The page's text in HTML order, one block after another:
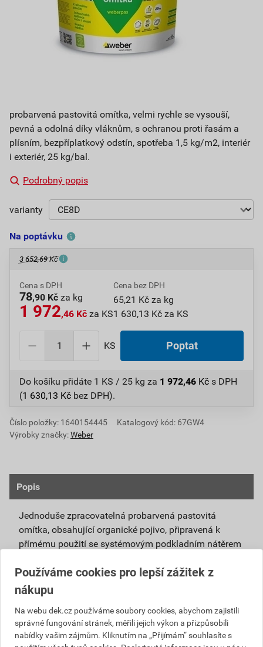
probarvená pastovitá omítka, velmi rychle se vysouší,
pevná a odolná díky vláknům, s ochranou proti řasám a
plísním, bezpříplatkový odstín, spotřeba 1,5 kg/m2, interiér
i exteriér, 25 kg/bal.
Podrobný popis
varianty
Na poptávku
3 652,69 Kč
Cena s DPH
78,90 Kč za kg
1 972,46 Kč za KS
Cena bez DPH
65,21 Kč za kg
1 630,13 Kč za KS
KS Poptat
Do košíku přidáte 1 KS / 25 kg za 1 972,46 Kč s DPH
(1 630,13 Kč bez DPH).
Číslo položky: 1640154445
Katalogový kód: 67GW4
Výrobky značky:Weber
Popis
Jednoduše zpracovatelná probarvená pastovitá
omítka, obsahující organické pojivo, připravená k
přímému použití se systémovým podkladním nátěrem
Vlivem ochlazování vnějšího souvrství
zateplovacích systémů v nočních hodinách,
dochází ke kondenzaci vody na povrchu, která
vytváří živnou půdu pro růst nevzhledných řas.
Povrch omítky weberpas aquaBalance dokáže
Používáme cookies pro lepší zážitek z
nákupu
Na webu dek.cz používáme soubory cookies, abychom zajistili
správné fungování stránek, měřili jejich výkon a přizpůsobili
nabídky vašim zájmům. Kliknutím na „Přijímám“ souhlasíte s